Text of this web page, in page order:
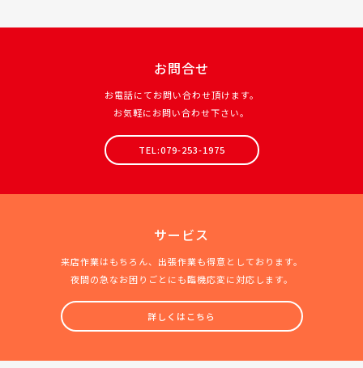
お問合せ
お電話にてお問い合わせ頂けます。
お気軽にお問い合わせ下さい。
TEL:079-253-1975
サービス
来店作業はもちろん、出張作業も得意としております。
夜間の急なお困りごとにも臨機応変に対応します。
詳しくはこちら